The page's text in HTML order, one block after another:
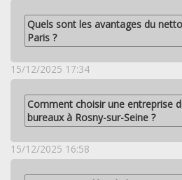
Quels sont les avantages du
Paris ?
15/12/2025 17:34
Comment choisir une entreprise
bureaux à Rosny-sur-Seine ?
15/12/2025 16:58